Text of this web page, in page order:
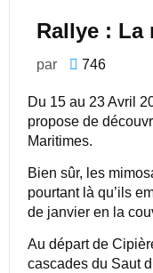
Rallye : La
par 746
Du 15 au 23 Avril
propose de
Maritimes.
Bien sûr, les
pourtant là qu’ils
de janvier en la
Au départ de
cascades du Saut